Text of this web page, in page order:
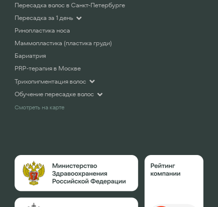
Пересадка волос в Санкт-Петербурге
Пересадка за 1 день
Ринопластика носа
Маммопластика (пластика груди)
Бариатрия
PRP-терапия в Москве
Трихопигментация волос
Обучение пересадке волос
Смотреть на карте